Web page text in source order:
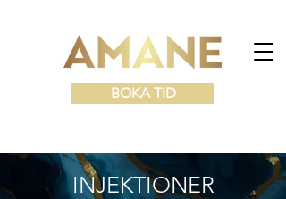
BOKA TID
INJEKTIONER